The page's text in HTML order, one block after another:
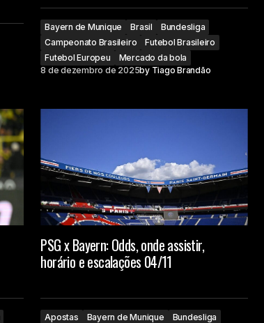
Bayern de Munique Brasil
Bundesliga
Campeonato Brasileiro
Futebol Brasileiro
Futebol Europeu
Mercado da bola
8 de dezembro de 2025by Tiago Brandão
PSG x Bayern: Odds, onde assistir,
horário e escalações 04/11
Apostas Bayern de Munique
Bundesliga